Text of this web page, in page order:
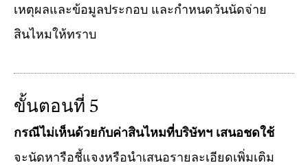
เหตุผลและข้อมูลประกอบ และกำหนดวันนัดจ่าย
สินไหมให้ทราบ
ขั้นตอนที่ 5
กรณีไม่เห็นด้วยกับค่าสินไหมที่บริษัทฯ เสนอชดใช้
จะนัดหารือชี้แจงหรือนำเสนอรายละเอียดเพิ่มเติม